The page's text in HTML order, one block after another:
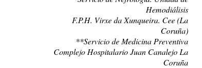
Hemodiálisis
F.P.H. Virxe da Xunqueira. Cee (La
Coruña)
**Servicio de Medicina Preventiva
Complejo Hospitalario Juan Canalejo La
Coruña